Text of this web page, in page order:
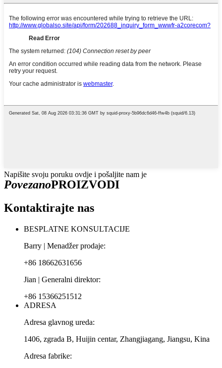
Napišite svoju poruku ovdje i pošaljite nam je
PovezanoPROIZVODI
Kontaktirajte nas
BESPLATNE KONSULTACIJE
Barry | Menadžer prodaje:
+86 18662631656
Jian | Generalni direktor:
+86 15366251512
ADRESA
Adresa glavnog ureda:
1406, zgrada B, Huijin centar, Zhangjiagang, Jiangsu, Kina
Adresa fabrike: